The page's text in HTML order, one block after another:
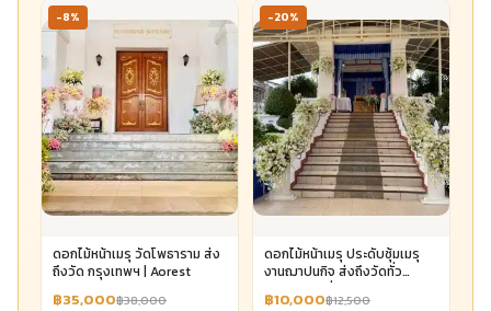
-8%
ดอกไม้หน้าเมรุ วัดโพธาราม ส่ง
ถึงวัด กรุงเทพฯ | Aorest
฿35,000฿38,000
-20%
ดอกไม้หน้าเมรุ ประดับซุ้มเมรุ
งานฌาปนกิจ ส่งถึงวัดทั่ว
กรุงเทพฯ เริ่ม 10,000 | Aorest
฿10,000฿12,500